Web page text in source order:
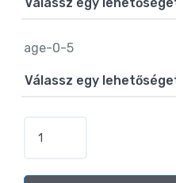
age-0-5